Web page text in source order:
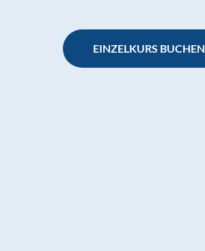
EINZELKURS BUCHEN